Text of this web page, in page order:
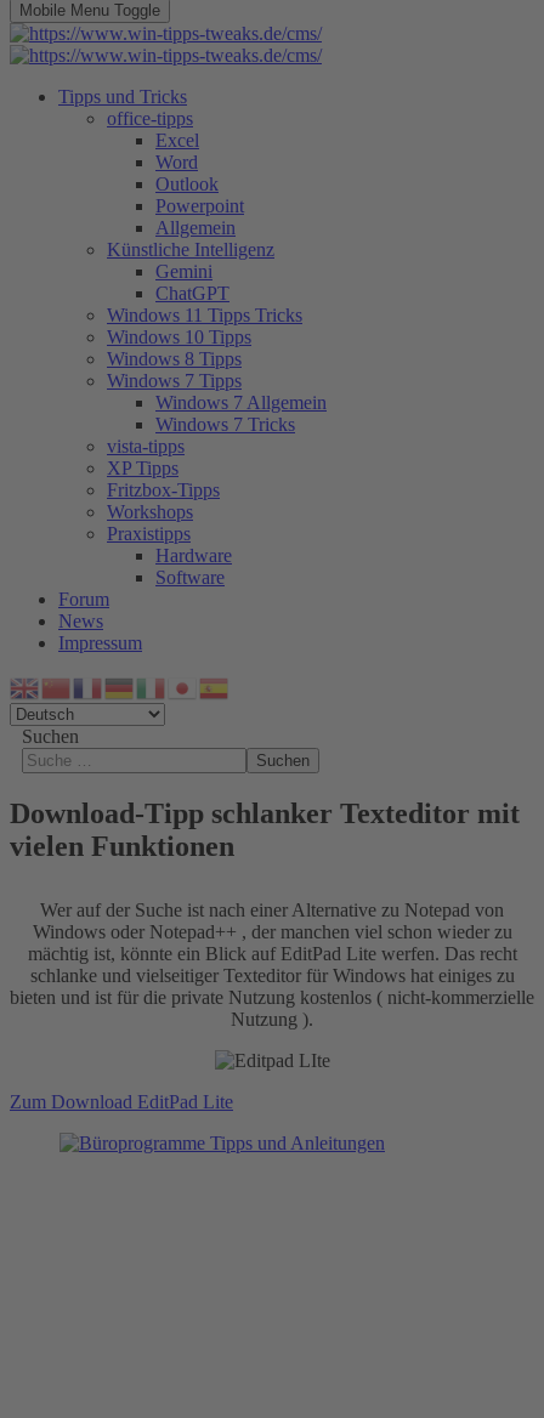
Mobile Menu Toggle
Tipps und Tricks
office-tipps
Excel
Word
Outlook
Powerpoint
Allgemein
Künstliche Intelligenz
Gemini
ChatGPT
Windows 11 Tipps Tricks
Windows 10 Tipps
Windows 8 Tipps
Windows 7 Tipps
Windows 7 Allgemein
Windows 7 Tricks
vista-tipps
XP Tipps
Fritzbox-Tipps
Workshops
Praxistipps
Hardware
Software
Forum
News
Impressum
Suchen
Suchen
Download-Tipp schlanker Texteditor mit
vielen Funktionen
Wer auf der Suche ist nach einer Alternative zu Notepad von
Windows oder Notepad++ , der manchen viel schon wieder zu
mächtig ist, könnte ein Blick auf EditPad Lite werfen. Das recht
schlanke und vielseitiger Texteditor für Windows hat einiges zu
bieten und ist für die private Nutzung kostenlos ( nicht-kommerzielle
Nutzung ).
Zum Download EditPad Lite